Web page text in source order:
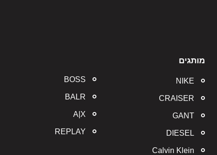
מותגים
NIKE
CRAISER
GANT
DIESEL
Calvin Klein
BOSS
BALR
A|X
REPLAY